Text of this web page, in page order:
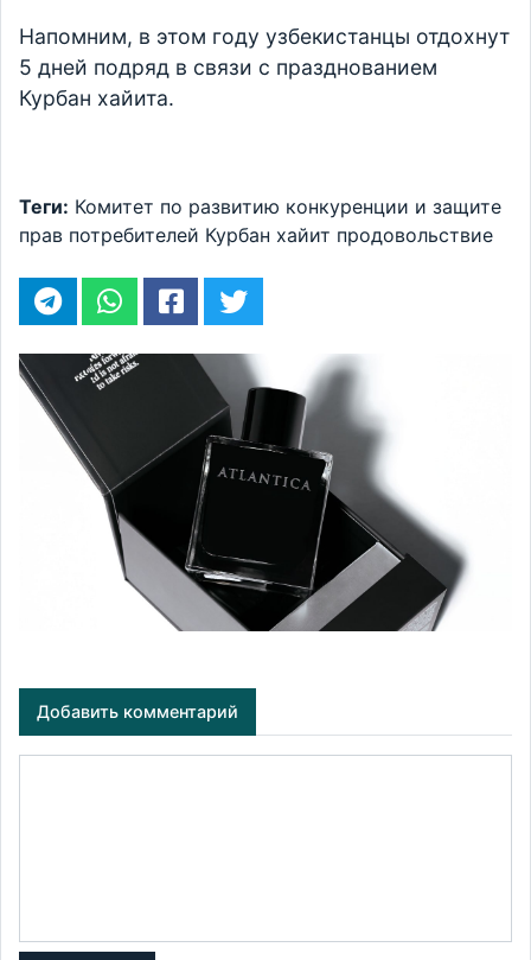
Напомним, в этом году узбекистанцы отдохнут
5 дней подряд в связи с празднованием
Курбан хайита.
Теги: Комитет по развитию конкуренции и защите
прав потребителей Курбан хайит продовольствие
Добавить комментарий